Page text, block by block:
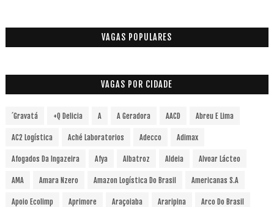
VAGAS POPULARES
VAGAS POR CIDADE
´Gravatá +Q Delicia A A Geradora AACD Abreu E Lima
AC2 Logística Aché Laboratorios Adecco Adimax
Afogados Da Ingazeira Afya Albatroz Aldeia Alvoar Lácteo
AMA Amara Nzero Amazon Logística Do Brasil Americanas S.A
Apoio Ecolimp Aprimore Araçoiaba Araripina Arco Do Brasil